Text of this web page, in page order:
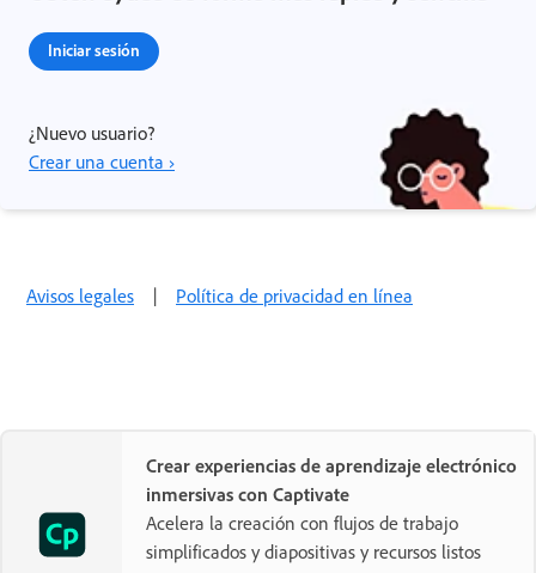
Iniciar sesión
¿Nuevo usuario?
Crear una cuenta ›
Avisos legales | Política de privacidad en línea
Crear experiencias de aprendizaje electrónico
inmersivas con Captivate
Acelera la creación con flujos de trabajo
simplificados y diapositivas y recursos listos